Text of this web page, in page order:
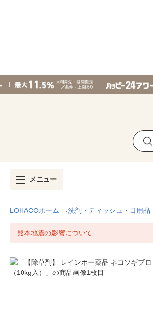
メニュー
LOHACOホーム 洗剤・ティッシュ・日用品
熊本地震の影響について